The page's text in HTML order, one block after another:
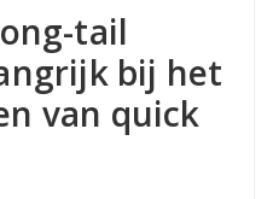
tail
bij het
van quick